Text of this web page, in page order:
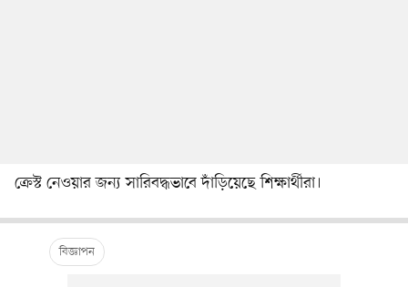
ক্রেস্ট নেওয়ার জন্য সারিবদ্ধভাবে দাঁড়িয়েছে শিক্ষার্থীরা।